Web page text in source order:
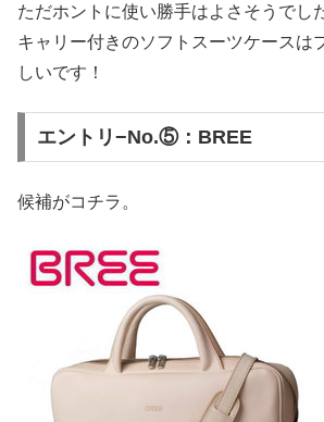
ただホントに使い勝手はよさそうでし
キャリー付きのソフトスーツケースは
しいです！
エントリ−No.⑤：BREE
候補がコチラ。